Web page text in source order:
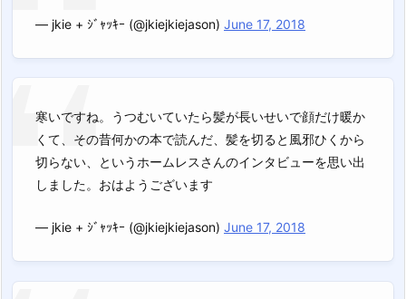
— jkie + ｼﾞｬｯｷｰ (@jkiejkiejason) June 17, 2018
寒いですね。うつむいていたら髪が長いせいで顔だけ暖か
くて、その昔何かの本で読んだ、髪を切ると風邪ひくから
切らない、というホームレスさんのインタビューを思い出
しました。おはようございます
— jkie + ｼﾞｬｯｷｰ (@jkiejkiejason) June 17, 2018